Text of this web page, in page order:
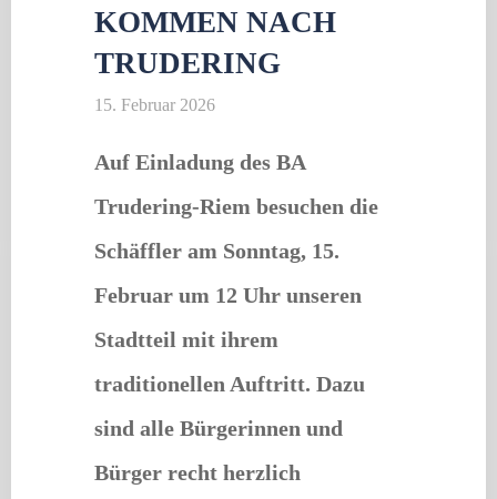
KOMMEN NACH
TRUDERING
15. Februar 2026
Auf Einladung des BA
Trudering-Riem besuchen die
Schäffler am Sonntag, 15.
Februar um 12 Uhr unseren
Stadtteil mit ihrem
traditionellen Auftritt. Dazu
sind alle Bürgerinnen und
Bürger recht herzlich